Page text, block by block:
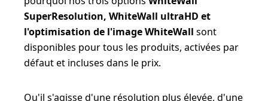
SuperResolution, WhiteWall ultraHD et
l'optimisation de l'image WhiteWall sont
disponibles pour tous les produits, activées par
défaut et incluses dans le prix.
Qu'il s'agisse d'une résolution plus élevée, d'une